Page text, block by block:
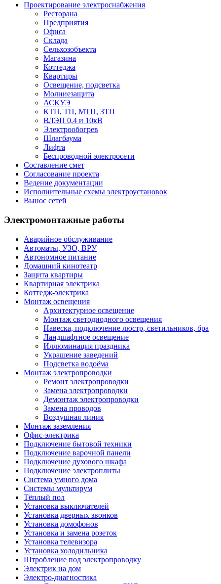
Проектирование электроснабжения
Ресторана
Предприятия
Офиса
Склада
Сельхозобъекта
Магазина
Коттеджа
Квартиры
Освещение, подсветка
Молниезащита
АСКУЭ
КТП, ТП, МТП, ЗТП
ВЛЭП 0,4 и 10кВ
Электрообогрев
Шлагбаума
Лифта
Беспроводной электросети
Составление смет
Согласование проекта
Ведение документации
Исполнительные схемы электроустановок
Вынос сетей
Электромонтажные работы
Аварийное обслуживание
Автоматы, УЗО, ВРУ
Автономное питание
Домашний кинотеатр
Защита квартиры
Квартирная электрика
Коттедж-электрика
Монтаж освещения
Архитектурное освещение
Монтаж светодиодного освещения
Навеска, подключение люстр, светильников, бра
Ландшафтное освещение
Иллюминация праздника
Украшение заведений
Подсветка водоёма
Монтаж электропроводки
Ремонт электропроводки
Замена электропроводки
Демонтаж электропроводки
Замена проводов
Воздушная линия
Монтаж заземления
Офис-электрика
Подключение бытовой техники
Подключение варочной панели
Подключение духового шкафа
Подключение электроплиты
Система умного дома
Системы мультирум
Тёплый пол
Установка выключателей
Установка дверных звонков
Установка домофонов
Установка и замена розеток
Установка телевизора
Установка холодильника
Штробление под электропроводку
Электрик на дом
Электро-диагностика